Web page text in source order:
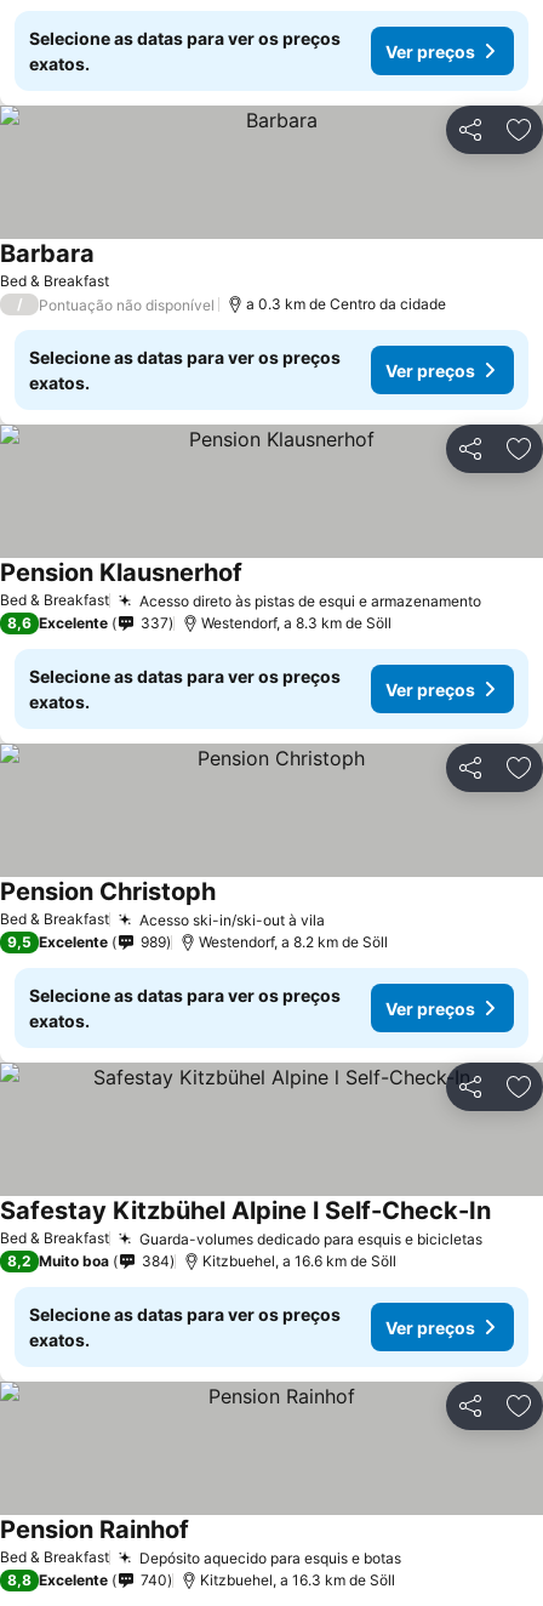
Selecione as datas para ver os preços
exatos.
Ver preços
Partilhar
Bed & Breakfast
Barbara
/ Pontuação não disponível a 0.3 km de Centro da cidade
Selecione as datas para ver os preços
exatos.
Ver preços
Partilhar
Bed & Breakfast Acesso direto às pistas de esqui e armazenamentoVer
Pension Klausnerhof
8,6 Excelente 337 Westendorf, a 8.3 km de Söll
Selecione as datas para ver os preços
exatos.
Ver preços
Partilhar
Bed & Breakfast Acesso ski-in/ski-out à vila
Pension ChristophVer preços
9,5 Excelente 989 Westendorf, a 8.2 km de Söll
Selecione as datas para ver os preços
exatos.
Ver preços
Partilhar
Bed & Breakfast Guarda-volumes dedicado para esquis e bicicletasVer
Sаfestay Kitzbühel Alpine l Self-Check-InVer
8,2 Muito boa 384 Kitzbuehel, a 16.6 km de Söll
Selecione as datas para ver os preços
exatos.
Ver preços
Partilhar
Bed & Breakfast Depósito aquecido para esquis e botasVer preços
Pension Rainhof
8,8 Excelente 740 Kitzbuehel, a 16.3 km de Söll